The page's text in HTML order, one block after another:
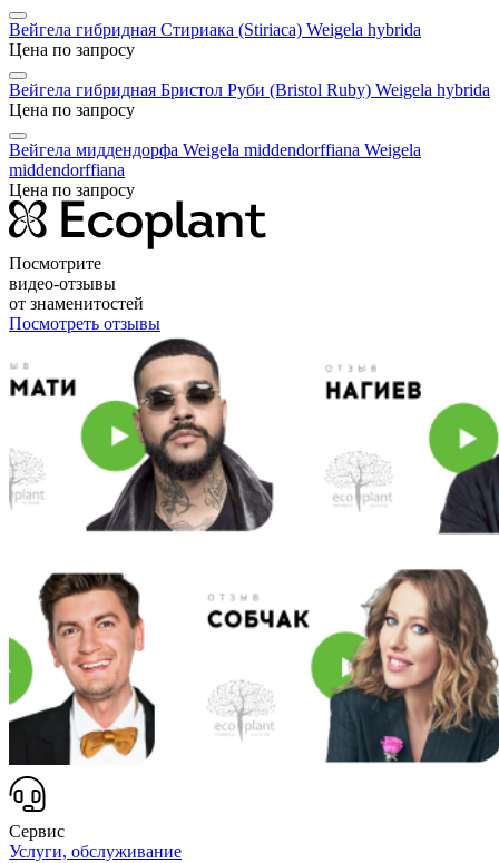
Вейгела гибридная Стириака (Stiriaca) Weigela hybrida
Цена по запросу
Вейгела гибридная Бристол Руби (Bristol Ruby) Weigela hybrida
Цена по запросу
Вейгела миддендорфа Weigela middendorffiana Weigela
middendorffiana
Цена по запросу
Посмотрите
видео-отзывы
от знаменитостей
Посмотреть отзывы
Сервис
Услуги, обслуживание